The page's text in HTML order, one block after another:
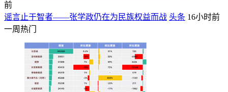
前
谣言止于智者——张学政仍在为民族权益而战 头条 16小时前
一周热门